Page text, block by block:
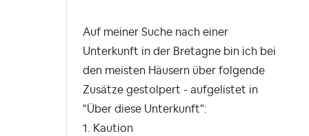
Auf meiner Suche nach einer
Unterkunft in der Bretagne bin ich bei
den meisten Häusern über folgende
Zusätze gestolpert - aufgelistet in
"Über diese Unterkunft":
1. Kaution